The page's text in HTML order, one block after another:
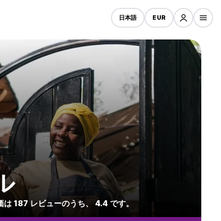
日本語 EUR
187 レビューのうち、 4.4 です。